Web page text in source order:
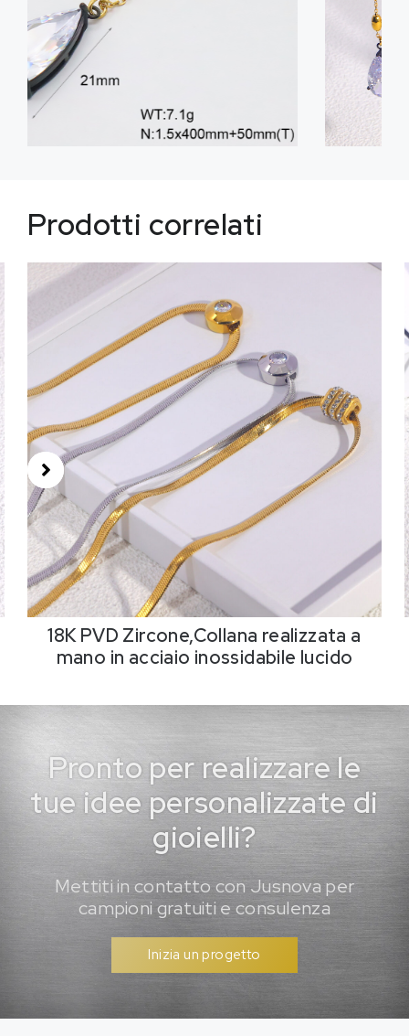
Prodotti correlati
18K PVD Zircone,Collana realizzata a
mano in acciaio inossidabile lucido
Pronto per realizzare le
tue idee personalizzate di
gioielli?
Mettiti in contatto con Jusnova per
campioni gratuiti e consulenza
Inizia un progetto